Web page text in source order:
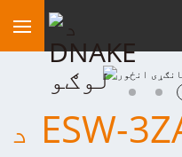
د ESW-3ZAB-EU